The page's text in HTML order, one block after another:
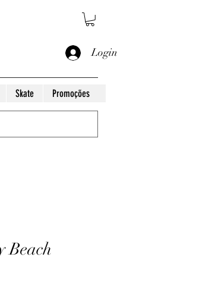
Login
Skate Promoções
Beach